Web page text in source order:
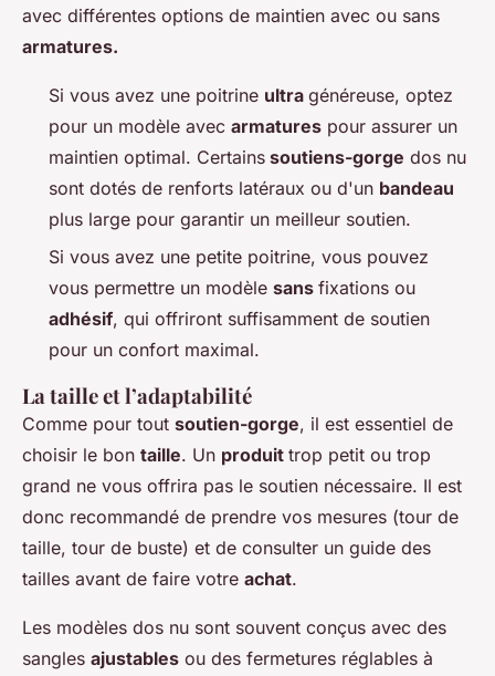
avec différentes options de maintien avec ou sans
armatures.
Si vous avez une poitrine ultra généreuse, optez
pour un modèle avec armatures pour assurer un
maintien optimal. Certains soutiens-gorge dos nu
sont dotés de renforts latéraux ou d'un bandeau
plus large pour garantir un meilleur soutien.
Si vous avez une petite poitrine, vous pouvez
vous permettre un modèle sans fixations ou
adhésif, qui offriront suffisamment de soutien
pour un confort maximal.
La taille et l’adaptabilité
Comme pour tout soutien-gorge, il est essentiel de
choisir le bon taille. Un produit trop petit ou trop
grand ne vous offrira pas le soutien nécessaire. Il est
donc recommandé de prendre vos mesures (tour de
taille, tour de buste) et de consulter un guide des
tailles avant de faire votre achat.
Les modèles dos nu sont souvent conçus avec des
sangles ajustables ou des fermetures réglables à